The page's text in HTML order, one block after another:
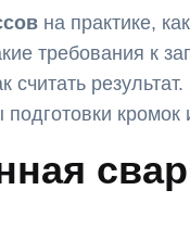
на практике,
требования к
считать
кромок